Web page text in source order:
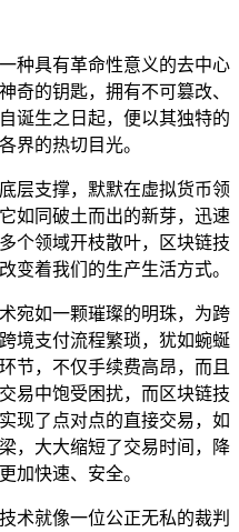
种具有革命性意义的去中心
奇的钥匙，拥有不可篡改、
诞生之日起，便以其独特的
界的热切目光。
层支撑，默默在虚拟货币领
如同破土而出的新芽，迅速
个领域开枝散叶，区块链技
变着我们的生产生活方式。
宛如一颗璀璨的明珠，为跨
境支付流程繁琐，犹如蜿蜒
节，不仅手续费高昂，而且
易中饱受困扰，而区块链技
现了点对点的直接交易，如
，大大缩短了交易时间，降
加快速、安全。
术就像一位公正无私的裁判